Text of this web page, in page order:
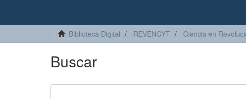
Biblioteca Digital REVENCYT Ciencia en
Buscar